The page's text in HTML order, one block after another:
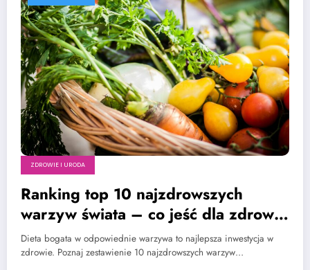
ZDROWIE I URODA
Ranking top 10 najzdrowszych
warzyw świata – co jeść dla zdrowia
i odporności?
Dieta bogata w odpowiednie warzywa to najlepsza inwestycja w
zdrowie. Poznaj zestawienie 10 najzdrowszych warzyw…